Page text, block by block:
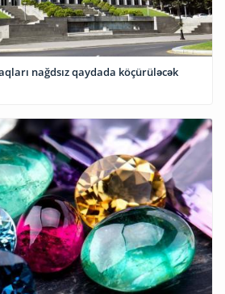
nağdsız qaydada köçürüləcək